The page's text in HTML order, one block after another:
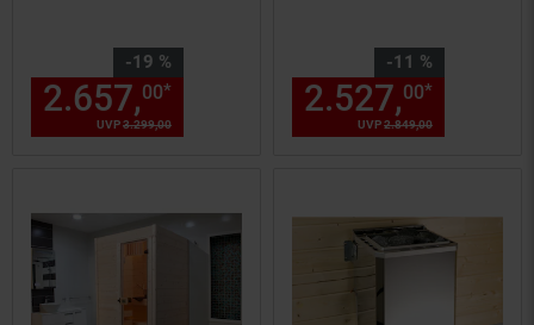
-19 %
Sie Sparen 19 Prozent,
UVP3.299,00
2.657,00* Aktueller Preis: 2657,
-11 %
Sie Sparen 11 Prozent,
UVP2.849,00
2.527,00*